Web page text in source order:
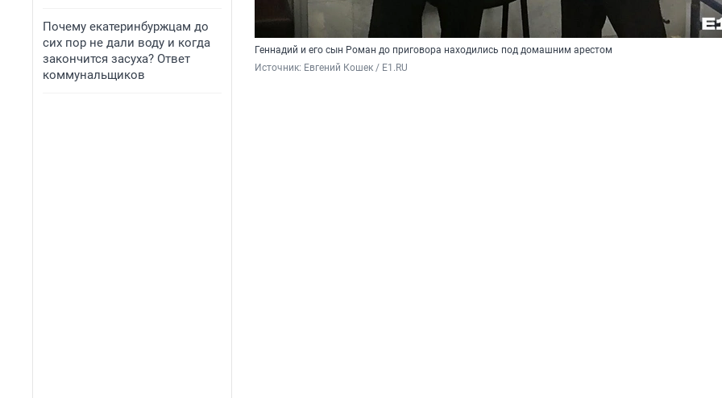
Почему екатеринбуржцам до
сих пор не дали воду и когда
закончится засуха? Ответ
коммунальщиков
Геннадий и его сын Роман до приговора находились под домашним арестом
Источник: Евгений Кошек / E1.RU